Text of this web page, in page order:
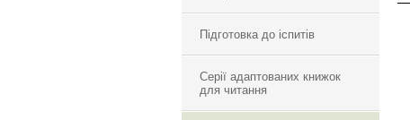
Підготовка до іспитів
Серії адаптованих книжок
для читання